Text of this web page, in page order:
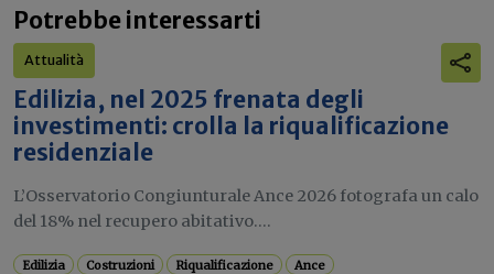
Potrebbe interessarti
Attualità
Edilizia, nel 2025 frenata degli
investimenti: crolla la riqualificazione
residenziale
L’Osservatorio Congiunturale Ance 2026 fotografa un calo
del 18% nel recupero abitativo....
Edilizia Costruzioni Riqualificazione Ance